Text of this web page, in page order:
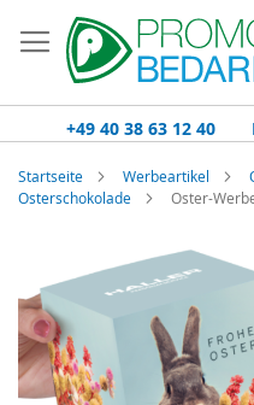
Inhalt
springen
+49 40 38 63 12 40
Startseite Werbeartikel
Osterschokolade
Oster-
der
Bildgalerie
springen